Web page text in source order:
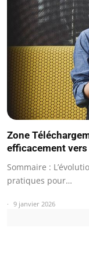
Zone
efficacement
Sommaire :
pratiques pour…
9 janvier 2026